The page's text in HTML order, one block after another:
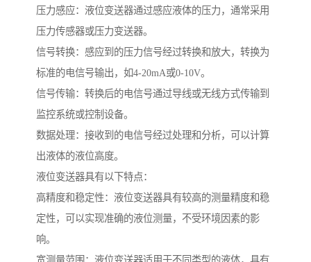
压力感应：液位变送器通过感应液体的压力，通常采用
压力传感器或压力变送器。
信号转换：感应到的压力信号经过转换和放大，转换为
标准的电信号输出，如4-20mA或0-10V。
信号传输：转换后的电信号通过导线或无线方式传输到
监控系统或控制设备。
数据处理：接收到的电信号经过处理和分析，可以计算
出液体的液位高度。
液位变送器具有以下特点：
高精度和稳定性：液位变送器具有较高的测量精度和稳
定性，可以实现准确的液位测量，不受环境因素的影
响。